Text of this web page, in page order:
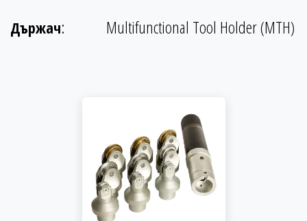
Държач: Multifunctional Tool Holder (MTH)